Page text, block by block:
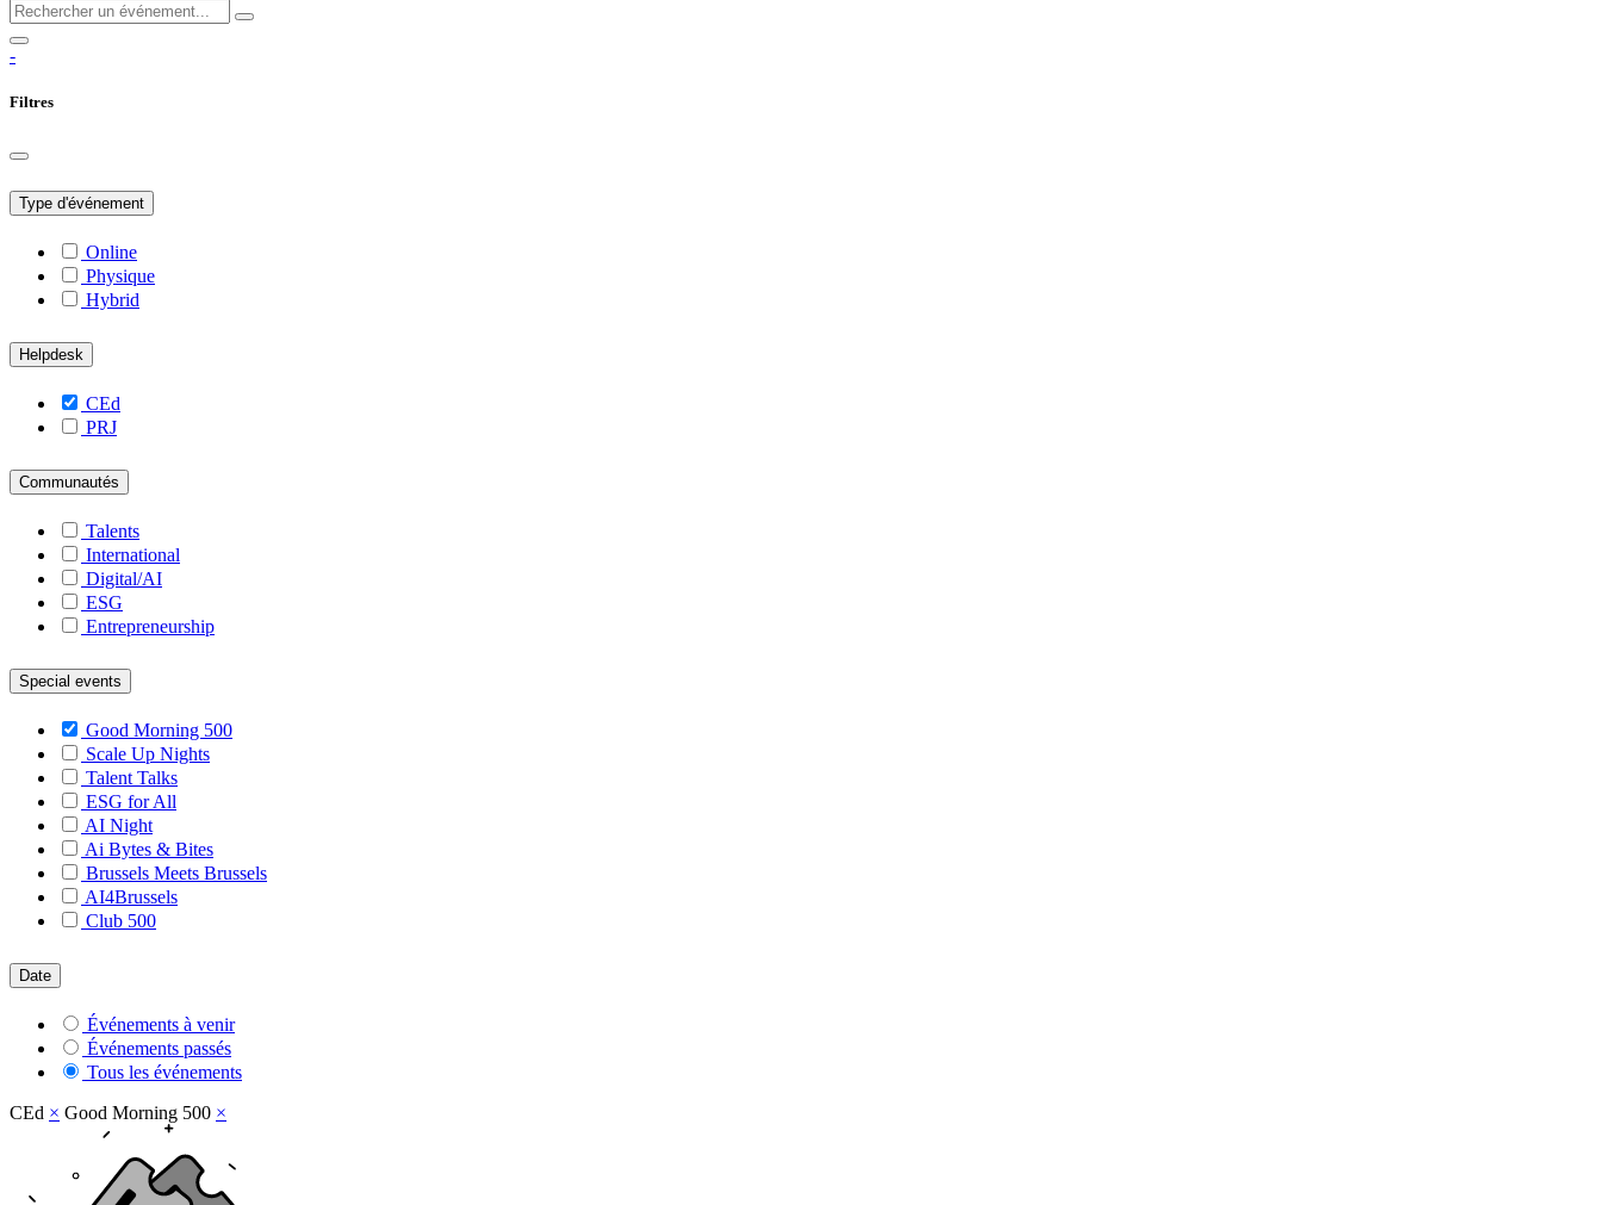
-
Filtres
Type d'événement
Online
Physique
Hybrid
Helpdesk
CEd
PRJ
Communautés
Talents
International
Digital/AI
ESG
Entrepreneurship
Special events
Good Morning 500
Scale Up Nights
Talent Talks
ESG for All
AI Night
Ai Bytes & Bites
Brussels Meets Brussels
AI4Brussels
Club 500
Date
Événements à venir
Événements passés
Tous les événements
CEd × Good Morning 500 ×